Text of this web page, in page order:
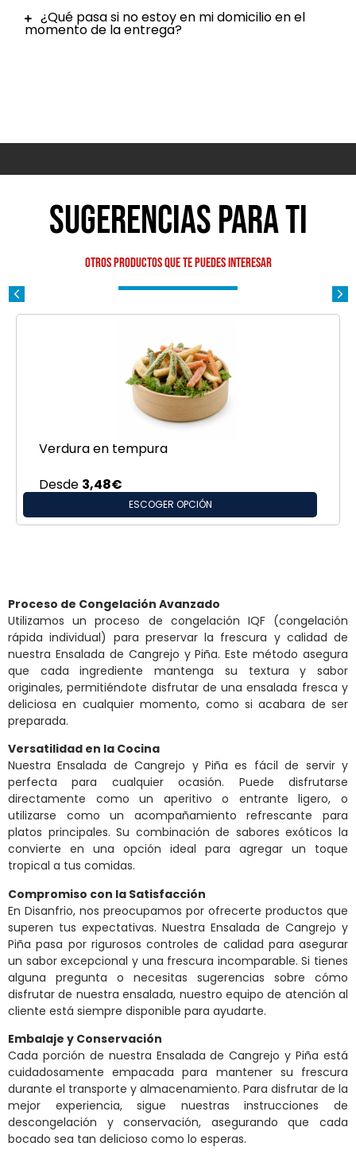
¿Qué pasa si no estoy en mi domicilio en el
momento de la entrega?
Sugerencias para ti
Otros productos que te puedes interesar
Verdura en tempura
Desde 3,48€
ESCOGER OPCIÓN
Proceso de Congelación Avanzado
Utilizamos un proceso de congelación IQF (congelación
rápida individual) para preservar la frescura y calidad de
nuestra Ensalada de Cangrejo y Piña. Este método asegura
que cada ingrediente mantenga su textura y sabor
originales, permitiéndote disfrutar de una ensalada fresca y
deliciosa en cualquier momento, como si acabara de ser
preparada.
Versatilidad en la Cocina
Nuestra Ensalada de Cangrejo y Piña es fácil de servir y
perfecta para cualquier ocasión. Puede disfrutarse
directamente como un aperitivo o entrante ligero, o
utilizarse como un acompañamiento refrescante para
platos principales. Su combinación de sabores exóticos la
convierte en una opción ideal para agregar un toque
tropical a tus comidas.
Compromiso con la Satisfacción
En Disanfrio, nos preocupamos por ofrecerte productos que
superen tus expectativas. Nuestra Ensalada de Cangrejo y
Piña pasa por rigurosos controles de calidad para asegurar
un sabor excepcional y una frescura incomparable. Si tienes
alguna pregunta o necesitas sugerencias sobre cómo
disfrutar de nuestra ensalada, nuestro equipo de atención al
cliente está siempre disponible para ayudarte.
Embalaje y Conservación
Cada porción de nuestra Ensalada de Cangrejo y Piña está
cuidadosamente empacada para mantener su frescura
durante el transporte y almacenamiento. Para disfrutar de la
mejor experiencia, sigue nuestras instrucciones de
descongelación y conservación, asegurando que cada
bocado sea tan delicioso como lo esperas.